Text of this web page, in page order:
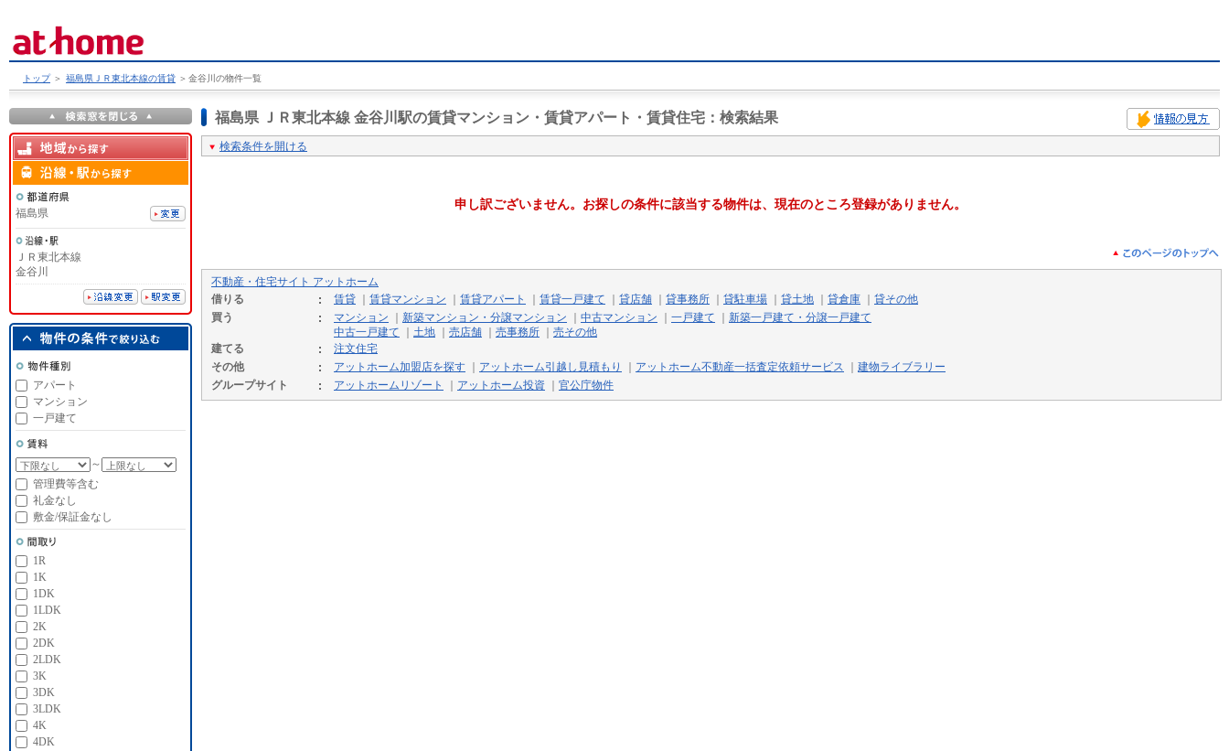
トップ ＞ 福島県ＪＲ東北本線の賃貸 ＞ 金谷川の物件一覧
福島県 ＪＲ東北本線 金谷川駅の賃貸マンション・賃貸アパート・賃貸住宅 ：検索結果
検索条件を開ける
申し訳ございません。お探しの条件に該当する物件は、現在のところ登録がありません。
不動産・住宅サイト アットホーム
借りる
賃貸 賃貸マンション 賃貸アパート 賃貸一戸建て 貸店舗 貸事務所 貸駐車場 貸土地 貸倉庫
貸その他
買う
マンション 新築マンション・分譲マンション 中古マンション 一戸建て
新築一戸建て・分譲一戸建て
中古一戸建て
土地 売店舗 売事務所
売その他
建てる
注文住宅
その他
アットホーム加盟店を探す アットホーム引越し見積もり アットホーム不動産一括査定依頼サービス
建物ライブラリー
グループサイト
アットホームリゾート アットホーム投資 官公庁物件
福島県
ＪＲ東北本線
金谷川
アパート
マンション
一戸建て
～
管理費等含む
礼金なし
敷金/保証金なし
1R
1K
1DK
1LDK
2K
2DK
2LDK
3K
3DK
3LDK
4K
4DK